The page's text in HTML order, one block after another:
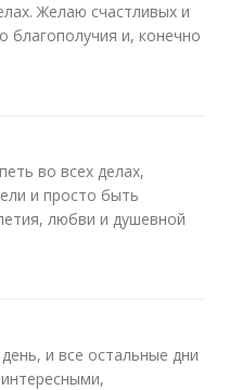
Желаю счастливых и
благополучия и, конечно
во всех делах,
и просто быть
любви и душевной
и все остальные дни